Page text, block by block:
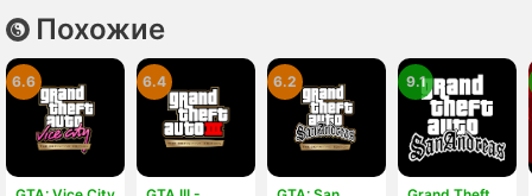
Похожие
6.6 6.4 6.2 9.1